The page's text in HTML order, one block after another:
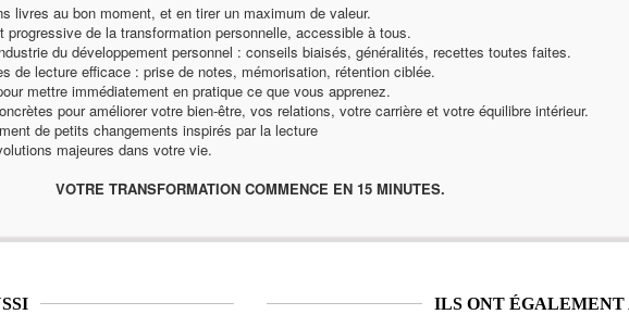
livres au bon moment, et en tirer un maximum de valeur.
progressive de la transformation personnelle, accessible à tous.
du développement personnel : conseils biaisés, généralités, recettes toutes faites.
de lecture efficace : prise de notes, mémorisation, rétention ciblée.
mettre immédiatement en pratique ce que vous apprenez.
pour améliorer votre bien-être, vos relations, votre carrière et votre équilibre intérieur.
de petits changements inspirés par la lecture
majeures dans votre vie.
VOTRE TRANSFORMATION COMMENCE EN 15 MINUTES.
ILS ONT ÉGALEMENT